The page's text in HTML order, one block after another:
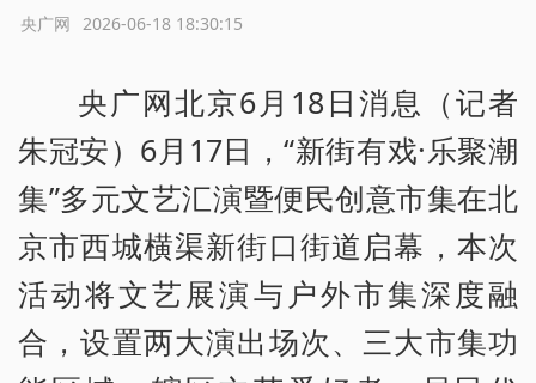
2026-06-18 18:30:15
央广网
央广网北京6月18日消息（记者
朱冠安）6月17日，“新街有戏·乐聚潮
集”多元文艺汇演暨便民创意市集在北
京市西城横渠新街口街道启幕，本次
活动将文艺展演与户外市集深度融
合，设置两大演出场次、三大市集功